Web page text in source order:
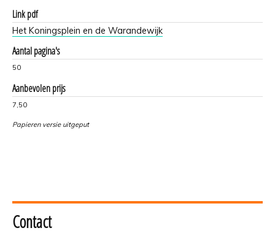
Link pdf
Het Koningsplein en de Warandewijk
Aantal pagina's
50
Aanbevolen prijs
7,50
Papieren versie uitgeput
Contact